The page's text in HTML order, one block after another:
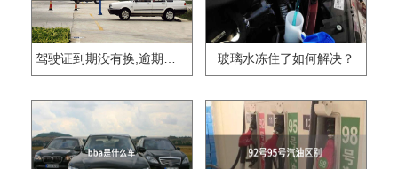
驾驶证到期没有换,逾期怎么办?? 玻璃水冻住了如何解决？